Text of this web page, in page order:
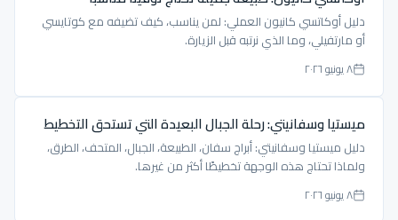
دليل أوكاتسي كانيون العملي: لمن يناسب، كيف تضيفه مع كوتايسي
أو مارتفيلي، وما الذي نرتبه قبل الزيارة.
٨ يونيو ٢٠٢٦
ميستيا وسفانيتي: رحلة الجبال البعيدة التي تستحق التخطيط
دليل ميستيا وسفانيتي: أبراج سفان، الطبيعة، الجبال، المتحف، الطرق،
ولماذا تحتاج هذه الوجهة تخطيطًا أكثر من غيرها.
٨ يونيو ٢٠٢٦